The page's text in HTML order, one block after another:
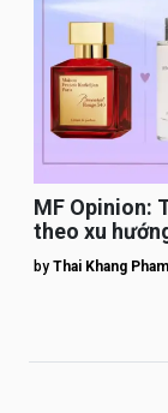
MF Opinion:
theo xu
by Thai Khang Pham